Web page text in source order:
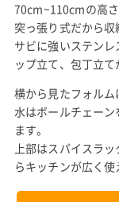
70cm~110cmの高
突っ張り式だから収
サビに強いステン
ップ立て、包丁立て
横から見たフォルム
水はボールチェー
ます。
上部はスパイスラ
らキッチンが広く使